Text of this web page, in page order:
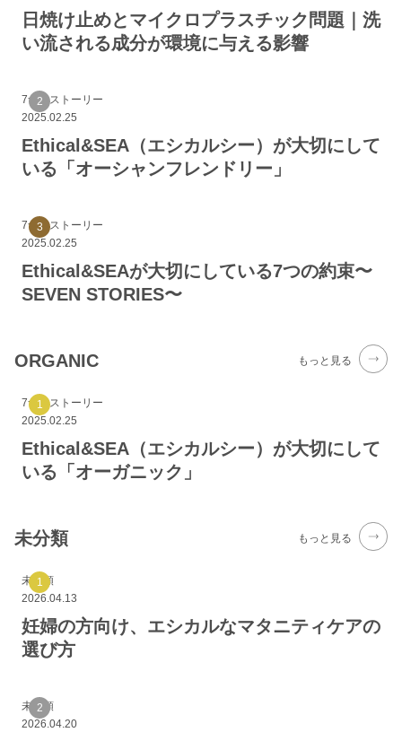
日焼け止めとマイクロプラスチック問題｜洗
い流される成分が環境に与える影響
7つのストーリー
2025.02.25
Ethical&SEA（エシカルシー）が大切にして
いる「オーシャンフレンドリー」
7つのストーリー
2025.02.25
Ethical&SEAが大切にしている7つの約束〜
SEVEN STORIES〜
ORGANIC もっと見る
7つのストーリー
2025.02.25
Ethical&SEA（エシカルシー）が大切にして
いる「オーガニック」
未分類 もっと見る
未分類
2026.04.13
妊婦の方向け、エシカルなマタニティケアの
選び方
未分類
2026.04.20